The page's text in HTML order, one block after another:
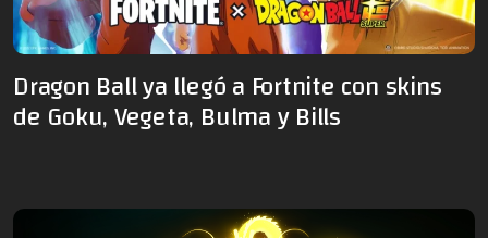
Dragon Ball ya llegó a Fortnite con skins
de Goku, Vegeta, Bulma y Bills